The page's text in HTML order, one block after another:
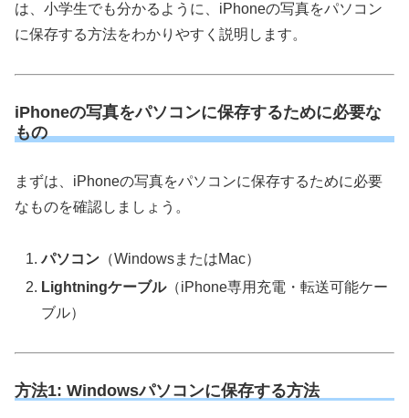
は、小学生でも分かるように、iPhoneの写真をパソコン
に保存する方法をわかりやすく説明します。
iPhoneの写真をパソコンに保存するために必要な
もの
まずは、iPhoneの写真をパソコンに保存するために必要
なものを確認しましょう。
パソコン （WindowsまたはMac）
Lightningケーブル（iPhone専用充電・転送可能ケー
ブル）
方法1: Windowsパソコンに保存する方法